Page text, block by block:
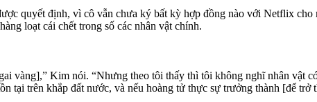
quyết định, vì cô vẫn chưa ký bất kỳ hợp đồng nào với Netflix
loạt cái chết trong số các nhân vật chính.
vàng],” Kim nói. “Nhưng theo tôi thấy thì tôi không nghĩ nhân vật
tại trên khắp đất nước, và nếu hoàng tử thực sự trưởng thành [để trở